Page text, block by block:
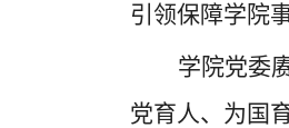
引领保障学院
学院党委
党育人、为国